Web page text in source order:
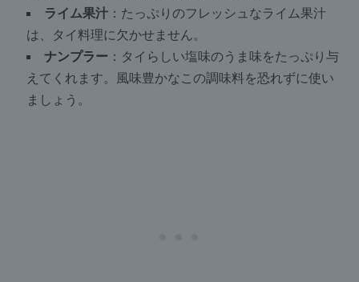
ライム果汁：たっぷりのフレッシュなライム果汁
は、タイ料理に欠かせません。
ナンプラー ：タイらしい塩味のうま味をたっぷり与
えてくれます。風味豊かなこの調味料を恐れずに使い
ましょう。